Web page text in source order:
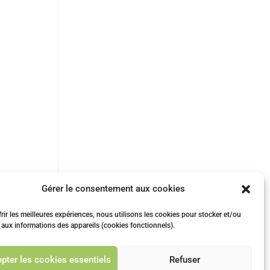
Gérer le consentement aux cookies
les meilleures expériences, nous utilisons les cookies pour stocker et/ou
aux informations des appareils (cookies fonctionnels).
les cookies essentiels Refuser